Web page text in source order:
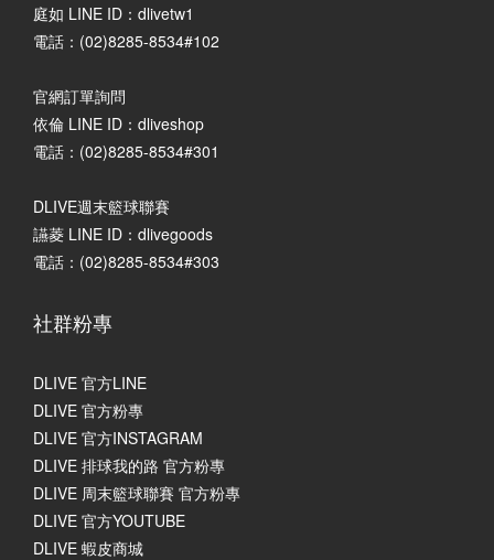
庭如 LINE ID：dlivetw1
電話：(02)8285-8534#102
官網訂單詢問
依倫 LINE ID：dliveshop
電話：(02)8285-8534#301
DLIVE週末籃球聯賽
讌菱 LINE ID：dlivegoods
電話：(02)8285-8534#303
社群粉專
DLIVE 官方LINE
DLIVE 官方粉專
DLIVE 官方INSTAGRAM
DLIVE 排球我的路 官方粉專
DLIVE 周末籃球聯賽 官方粉專
DLIVE 官方YOUTUBE
DLIVE 蝦皮商城